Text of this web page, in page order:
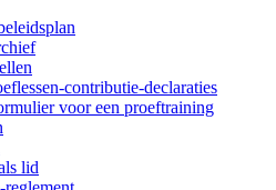
contributie-declaraties
voor een proeftraining
lid